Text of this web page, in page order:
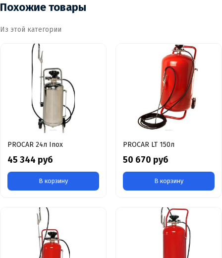
Похожие товары
Из этой категории
PROCAR 24л Inox
45 344 руб
В корзину
PROCAR LT 150л
50 670 руб
В корзину